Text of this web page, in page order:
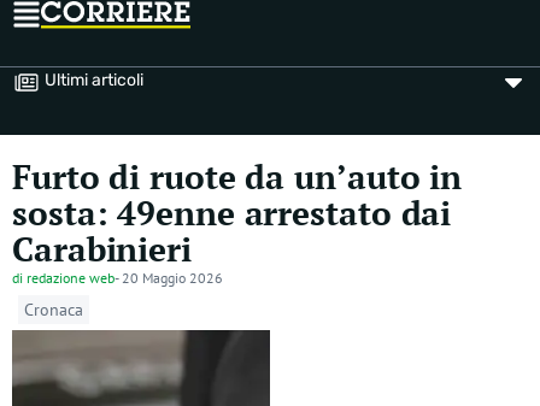
Ultimi articoli
Furto di ruote da un’auto in
sosta: 49enne arrestato dai
Carabinieri
di redazione web- 20 Maggio 2026
Cronaca